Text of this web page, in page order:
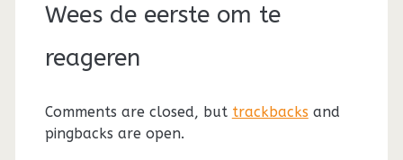
Wees de eerste om te
reageren
Comments are closed, but trackbacks and
pingbacks are open.